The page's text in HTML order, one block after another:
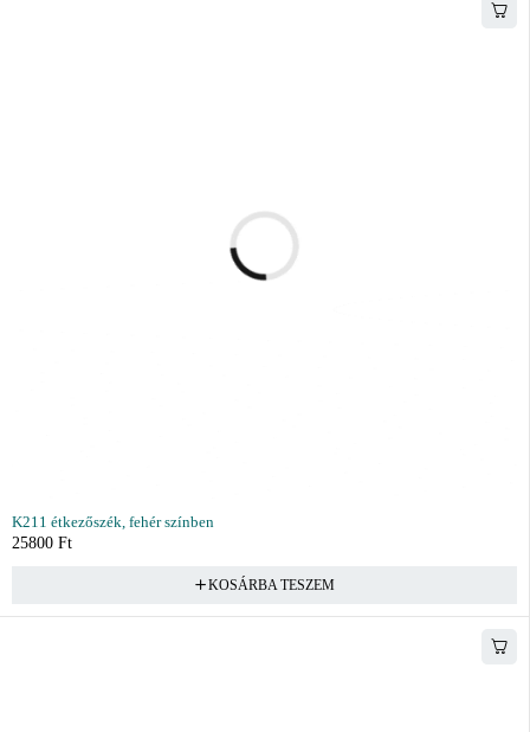
K211 étkezőszék, fehér színben
25800 Ft
KOSÁRBA TESZEM